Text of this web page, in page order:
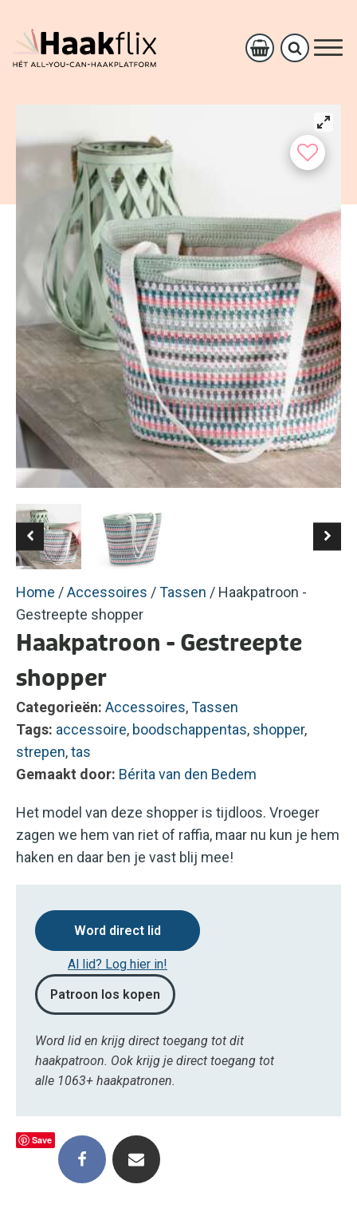
Home /Accessoires /Tassen / Haakpatroon -
Gestreepte shopper
Haakpatroon - Gestreepte
shopper
Categorieën: Accessoires,Tassen
Tags: accessoire, boodschappentas, shopper,
strepen,tas
Gemaakt door: Bérita van den Bedem
Het model van deze shopper is tijdloos. Vroeger
zagen we hem van riet of raffia, maar nu kun je hem
haken en daar ben je vast blij mee!
Word direct lid
Al lid? Log hier in!
Patroon los kopen
Word lid en krijg direct toegang tot dit
haakpatroon. Ook krijg je direct toegang tot
alle 1063+ haakpatronen.
Save